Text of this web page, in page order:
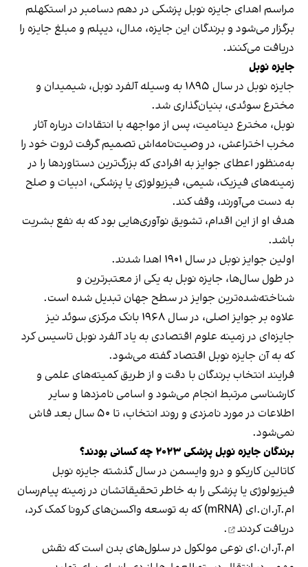
مراسم اهدای جایزه نوبل پزشکی در دهم دسامبر در استکهلم
برگزار می‌شود و برندگان این جایزه، مدال، دیپلم و مبلغ جایزه را
دریافت می‌کنند.
جایزه نوبل
جایزه نوبل در سال ۱۸۹۵ به وسیله آلفرد نوبل، شیمیدان و
مخترع سوئدی، بنیان‌گذاری شد.
نوبل، مخترع دینامیت، پس از مواجهه با انتقادات درباره آثار
مخرب اختراعش، در وصیت‌نامه‌اش تصمیم گرفت ثروت خود را
به‌منظور اعطای جوایز به افرادی که بزرگ‌ترین دستاوردها را در
زمینه‌های فیزیک، شیمی، فیزیولوژی یا پزشکی، ادبیات و صلح
به دست می‌آورند، وقف کند.
هدف او از این اقدام، تشویق نوآوری‌هایی بود که به نفع بشریت
باشد.
اولین جوایز نوبل در سال ۱۹۰۱ اهدا شدند.
در طول سال‌ها، جایزه نوبل به یکی از معتبرترین و
شناخته‌شده‌ترین جوایز در سطح جهان تبدیل شده است.
علاوه بر جوایز اصلی، در سال ۱۹۶۸ بانک مرکزی سوئد نیز
جایزه‌ای در زمینه علوم اقتصادی به یاد آلفرد نوبل تاسیس کرد
که به آن جایزه نوبل اقتصاد گفته می‌شود.
فرایند انتخاب برندگان با دقت و از طریق کمیته‌های علمی و
کارشناسی مرتبط انجام می‌شود و اسامی نامزدها و سایر
اطلاعات در مورد نامزدی و روند انتخاب، تا ۵۰ سال بعد فاش
نمی‌شود.
برندگان جایزه نوبل پزشکی ۲۰۲۳ چه کسانی بودند؟
کاتالین کاریکو و درو وایسمن در سال گذشته جایزه نوبل
فیزیولوژی یا پزشکی را به خاطر تحقیقاتشان در زمینه پیام‌رسان
ام‌.آر‌.ان‌.ای (mRNA) که به توسعه واکسن‌های کرونا کمک کرد،
دریافت کردند
.
ام‌.آر‌.ان‌.ای نوعی مولکول در سلول‌های بدن است که نقش